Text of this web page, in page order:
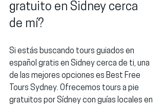
gratuito en Sidney cerca
de mí?
Si estás buscando tours guiados en
español gratis en Sidney cerca de ti, una
de las mejores opciones es Best Free
Tours Sydney. Ofrecemos tours a pie
gratuitos por Sídney con guías locales en